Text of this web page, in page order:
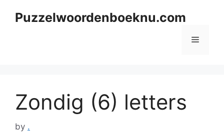
Puzzelwoordenboeknu.com
Menu
Zondig (6) letters
by .